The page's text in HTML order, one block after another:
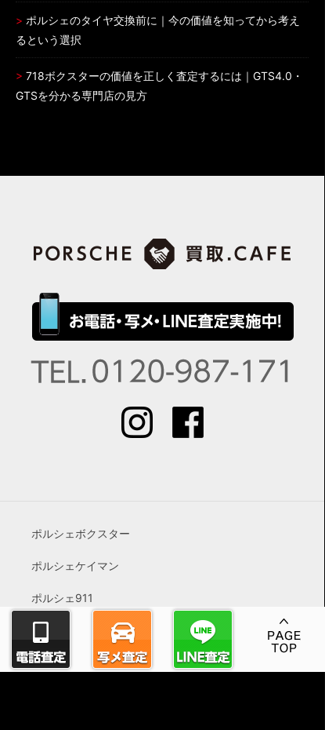
ポルシェのタイヤ交換前に｜今の価値を知ってから考え
るという選択
718ボクスターの価値を正しく査定するには｜GTS4.0・
GTSを分かる専門店の見方
ポルシェボクスター
ポルシェケイマン
ポルシェ911
ポルシェカイエン
ポルシェパナメーラ